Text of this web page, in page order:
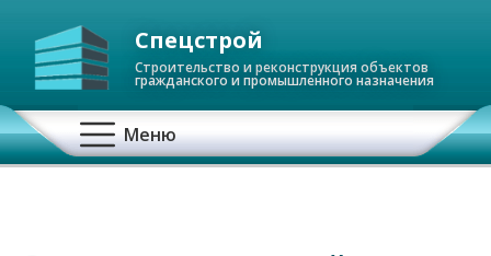
Спецстрой
Строительство и реконструкция объектов
гражданского и промышленного назначения
О
с
Меню